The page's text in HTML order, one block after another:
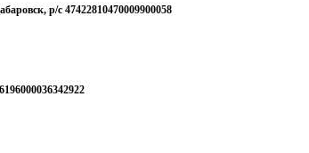
р/с 47422810470009900058